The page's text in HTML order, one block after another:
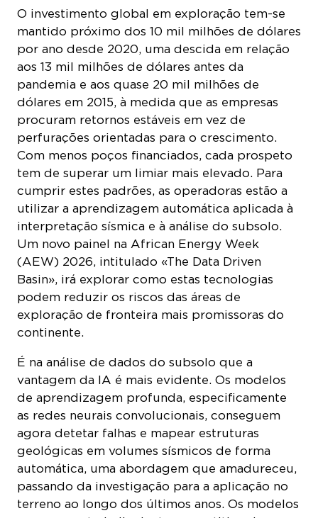
O investimento global em exploração tem-se
mantido próximo dos 10 mil milhões de dólares
por ano desde 2020, uma descida em relação
aos 13 mil milhões de dólares antes da
pandemia e aos quase 20 mil milhões de
dólares em 2015, à medida que as empresas
procuram retornos estáveis em vez de
perfurações orientadas para o crescimento.
Com menos poços financiados, cada prospeto
tem de superar um limiar mais elevado. Para
cumprir estes padrões, as operadoras estão a
utilizar a aprendizagem automática aplicada à
interpretação sísmica e à análise do subsolo.
Um novo painel na African Energy Week
(AEW) 2026, intitulado «The Data Driven
Basin», irá explorar como estas tecnologias
podem reduzir os riscos das áreas de
exploração de fronteira mais promissoras do
continente.
É na análise de dados do subsolo que a
vantagem da IA é mais evidente. Os modelos
de aprendizagem profunda, especificamente
as redes neurais convolucionais, conseguem
agora detetar falhas e mapear estruturas
geológicas em volumes sísmicos de forma
automática, uma abordagem que amadureceu,
passando da investigação para a aplicação no
terreno ao longo dos últimos anos. Os modelos